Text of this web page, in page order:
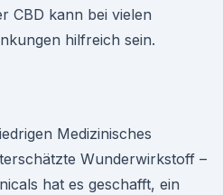
CBD kann bei vielen
hilfreich sein.
Medizinisches
Wunderwirkstoff –
hat es geschafft, ein